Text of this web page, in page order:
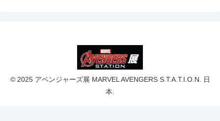
© 2025 アベンジャーズ展 MARVEL AVENGERS S.T.A.T.I.O.N. 日
本.